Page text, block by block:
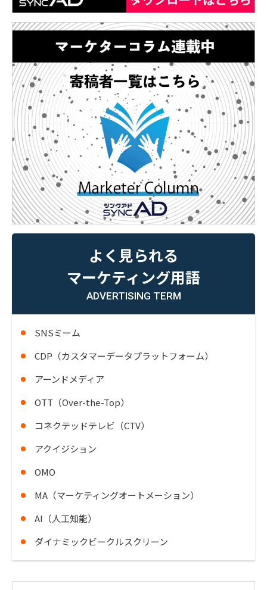
よく見られる
マーケティング用語
ADVERTISING TERM
SNSミーム
CDP（カスタマーデータプラットフォーム）
アーンドメディア
OTT（Over-the-Top）
コネクテッドテレビ（CTV）
アクイジション
OMO
MA（マーケティングオートメーション）
AI（人工知能）
ダイナミックビークルスクリーン